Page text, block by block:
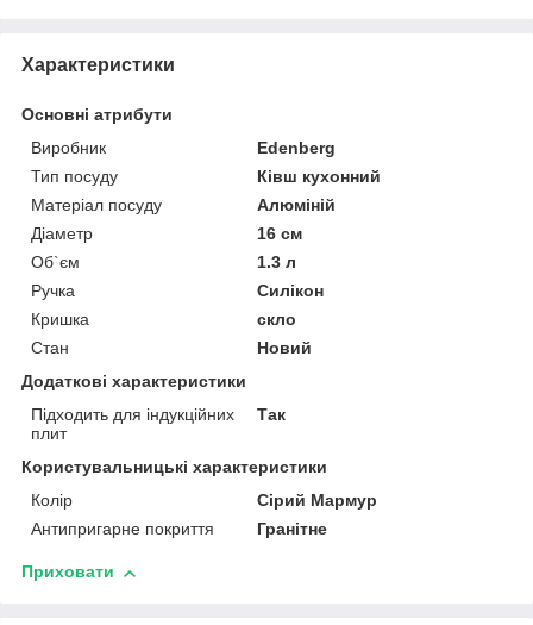
Характеристики
Основні атрибути
Виробник
Edenberg
Тип посуду
Ківш кухонний
Матеріал посуду
Алюміній
Діаметр
16 см
Об`єм
1.3 л
Ручка
Силікон
Кришка
скло
Стан
Новий
Додаткові характеристики
Підходить для індукційних
плит
Так
Користувальницькі характеристики
Колір
Сірий Мармур
Антипригарне покриття
Гранітне
Приховати